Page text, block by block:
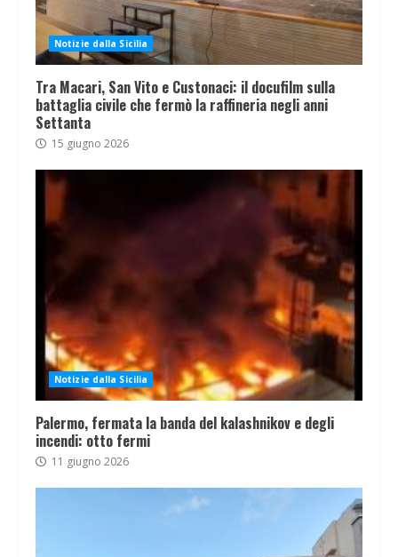
Notizie dalla Sicilia
Tra Macari, San Vito e Custonaci: il docufilm sulla
battaglia civile che fermò la raffineria negli anni
Settanta
15 giugno 2026
Notizie dalla Sicilia
Palermo, fermata la banda del kalashnikov e degli
incendi: otto fermi
11 giugno 2026